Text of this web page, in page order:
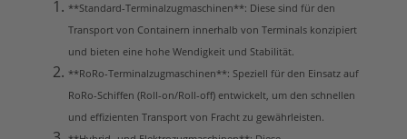
**Standard-Terminalzugmaschinen**: Diese sind für den
Transport von Containern innerhalb von Terminals konzipiert
und bieten eine hohe Wendigkeit und Stabilität.
**RoRo-Terminalzugmaschinen**: Speziell für den Einsatz auf
RoRo-Schiffen (Roll-on/Roll-off) entwickelt, um den schnellen
und effizienten Transport von Fracht zu gewährleisten.